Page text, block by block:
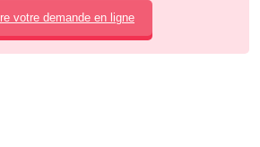
votre demande en ligne